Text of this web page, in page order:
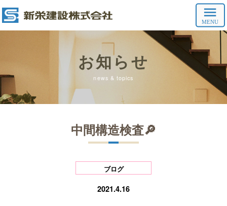
お知らせ
news & topics
中間構造検査🔎
ブログ
2021.4.16